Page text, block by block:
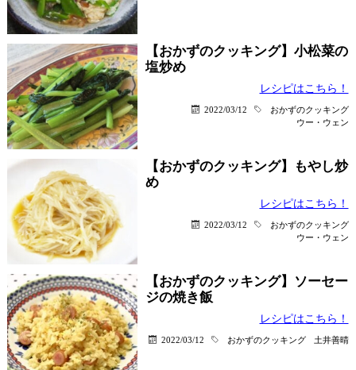
【おかずのクッキング】小松菜の
塩炒め
レシピはこちら！
2022/03/12
おかずのクッキング
ウー・ウェン
【おかずのクッキング】もやし炒
め
レシピはこちら！
2022/03/12
おかずのクッキング
ウー・ウェン
【おかずのクッキング】ソーセー
ジの焼き飯
レシピはこちら！
2022/03/12 おかずのクッキング 土井善晴